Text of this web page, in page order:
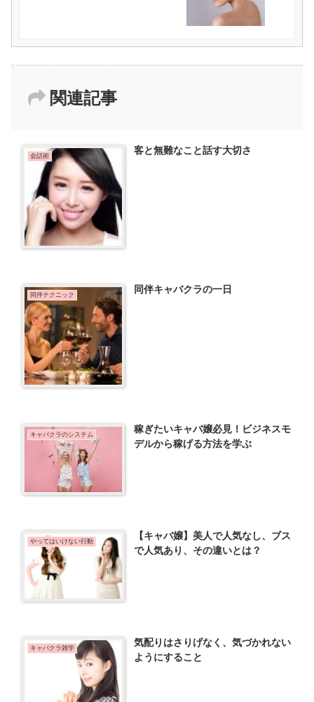
関連記事
会話術 客と無難なこと話す大切さ
同伴テクニック 同伴キャバクラの一日
キャバクラのシステム
稼ぎたいキャバ嬢必見！ビジネスモ
デルから稼げる方法を学ぶ
やってはいけない行動
【キャバ嬢】美人で人気なし、ブス
で人気あり、その違いとは？
キャバクラ雑学
気配りはさりげなく、気づかれない
ようにすること